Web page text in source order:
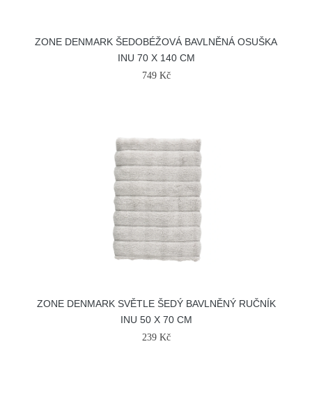
ZONE DENMARK ŠEDOBÉŽOVÁ BAVLNĚNÁ OSUŠKA
INU 70 X 140 CM
749 Kč
ZONE DENMARK SVĚTLE ŠEDÝ BAVLNĚNÝ RUČNÍK
INU 50 X 70 CM
239 Kč